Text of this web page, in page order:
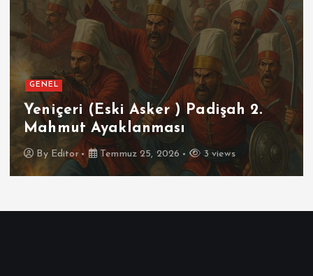
GENEL SPOR
Futbolun Zirvesinde Yeniden
İspanya
ByEditor Temmuz 16, 2026 4 views